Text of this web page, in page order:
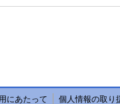
にあたって 個人情報の取り